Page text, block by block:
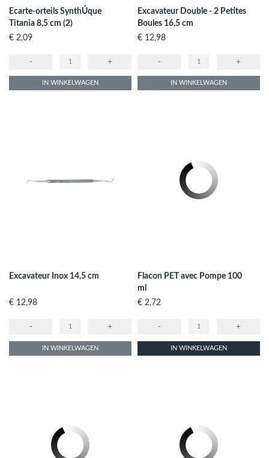
Ecarte-orteils SynthÚque
Titania 8,5 cm (2)
Prijs
€ 2,09
- +
IN WINKELWAGEN
Excavateur Double - 2 Petites
Boules 16,5 cm
Prijs
€ 12,98
- +
IN WINKELWAGEN
Excavateur Inox 14,5 cm
Prijs
€ 12,98
- +
IN WINKELWAGEN
Flacon PET avec Pompe 100
ml
Prijs
€ 2,72
- +
IN WINKELWAGEN